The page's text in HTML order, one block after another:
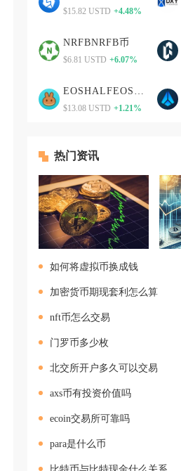
$15.82 USTD +4.48%
NRFBNRFB币
$6.81 USTD +6.07%
$13.08 USTD +1.21%
热门资讯
如何将虚拟币换成钱
加密货币期现套利怎么算
nft币怎么交易
门罗币多少枚
北交所开户多久可以交易
axs币有投资价值吗
ecoin交易所可靠吗
para是什么币